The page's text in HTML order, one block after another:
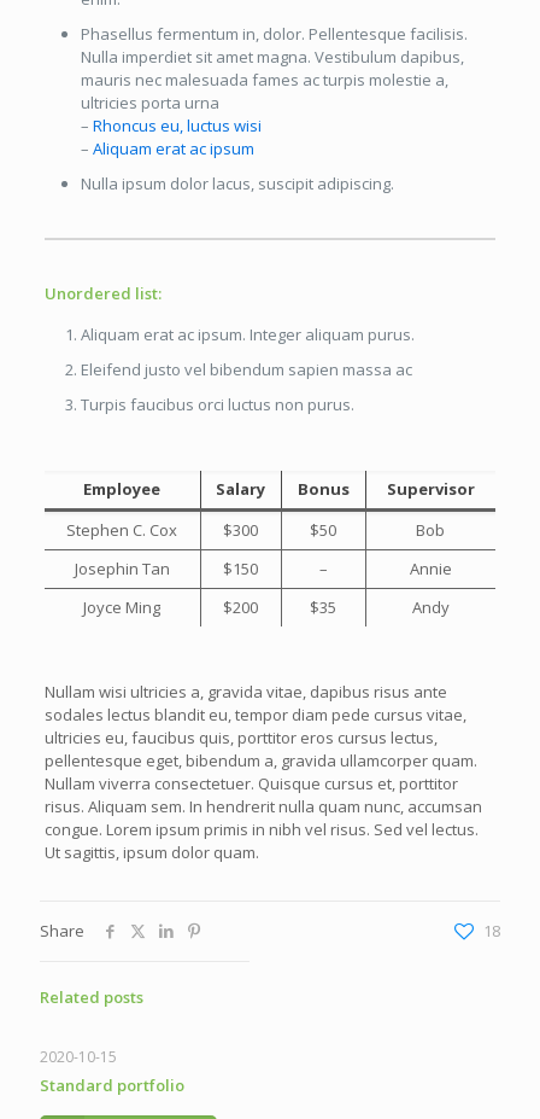
Phasellus fermentum in, dolor. Pellentesque facilisis.
Nulla imperdiet sit amet magna. Vestibulum dapibus,
mauris nec malesuada fames ac turpis molestie a,
ultricies porta urna
– Rhoncus eu, luctus wisi
– Aliquam erat ac ipsum
Nulla ipsum dolor lacus, suscipit adipiscing.
Unordered list:
Aliquam erat ac ipsum. Integer aliquam purus.
Eleifend justo vel bibendum sapien massa ac
Turpis faucibus orci luctus non purus.
Employee Salary Bonus
Supervisor
Stephen C. Cox
$300 $50
Bob
Josephin Tan
$150 –
Annie
Joyce Ming
$200 $35 Andy
Nullam wisi ultricies a, gravida vitae, dapibus risus ante
sodales lectus blandit eu, tempor diam pede cursus vitae,
ultricies eu, faucibus quis, porttitor eros cursus lectus,
pellentesque eget, bibendum a, gravida ullamcorper quam.
Nullam viverra consectetuer. Quisque cursus et, porttitor
risus. Aliquam sem. In hendrerit nulla quam nunc, accumsan
congue. Lorem ipsum primis in nibh vel risus. Sed vel lectus.
Ut sagittis, ipsum dolor quam.
Share 18
Related posts
2020-10-15
Standard portfolio